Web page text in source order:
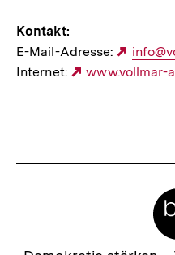
Kontakt:
E-Mail-Adresse:
Link:
Internet:
Externer
www.vollmar-